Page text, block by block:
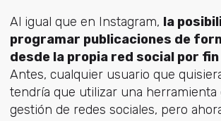
Al igual que en Instagram, la
programar publicaciones de
desde la propia red social por
Antes, cualquier usuario que
tendría que utilizar una herramienta
gestión de redes sociales, pero